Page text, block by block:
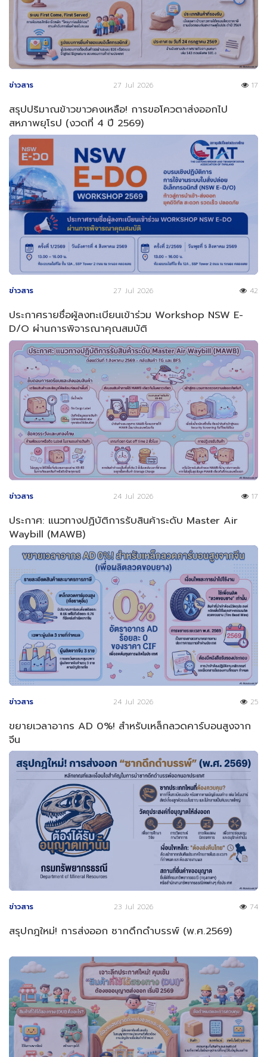
ข่าวสาร 27 Jul 2026 17
สรุปปริมาณข้าวขาวคงเหลือ! การขอโควตาส่งออกไป
สหภาพยุโรป (งวดที่ 4 ปี 2569)
ข่าวสาร 27 Jul 2026 42
ประกาศรายชื่อผู้ลงทะเบียนเข้าร่วม Workshop NSW E-
D/O ผ่านการพิจารณาคุณสมบัติ
ข่าวสาร 24 Jul 2026 17
ประกาศ: แนวทางปฏิบัติการรับสินค้าระดับ Master Air
Waybill (MAWB)
ข่าวสาร 24 Jul 2026 25
ขยายเวลาอากร AD 0%! สำหรับเหล็กลวดคาร์บอนสูงจาก
จีน
ข่าวสาร 23 Jul 2026 74
สรุปกฎใหม่! การส่งออก ซากดึกดำบรรพ์ (พ.ศ.2569)